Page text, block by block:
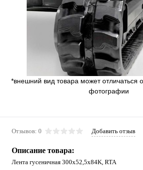
*внешний вид товара может отличаться
фотографии
Отзывов: 0 Добавить отзыв
Описание товара:
Лента гусеничная 300x52,5x84K, RTA